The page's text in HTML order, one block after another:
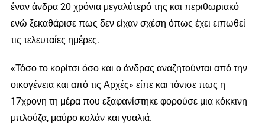
έναν άνδρα 20 χρόνια μεγαλύτερό της και περιθωριακό
ενώ ξεκαθάρισε πως δεν είχαν σχέση όπως έχει ειπωθεί
τις τελευταίες ημέρες.
«Τόσο το κορίτσι όσο και ο άνδρας αναζητούνται από την
οικογένεια και από τις Αρχές» είπε και τόνισε πως η
17χρονη τη μέρα που εξαφανίστηκε φορούσε μια κόκκινη
μπλούζα, μαύρο κολάν και γυαλιά.